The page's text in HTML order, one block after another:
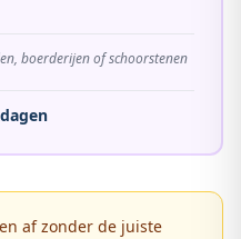
boerderijen of schoorstenen
af zonder de juiste